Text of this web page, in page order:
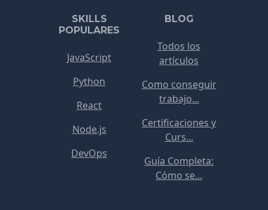
SKILLS
POPULARES
JavaScript
Python
React
Node.js
DevOps
BLOG
Todos los
artículos
Como conseguir
trabajo...
Certificaciones y
Curs...
Guía Completa:
Cómo se...